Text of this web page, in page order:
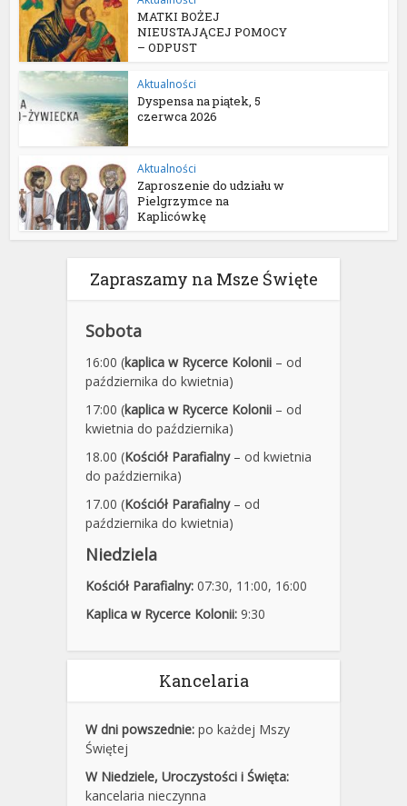
MATKI BOŻEJ
NIEUSTAJĄCEJ POMOCY
– ODPUST
Aktualności
Dyspensa na piątek, 5
czerwca 2026
Aktualności
Zaproszenie do udziału w
Pielgrzymce na
Kaplicówkę
Zapraszamy na Msze Święte
Sobota
16:00 (kaplica w Rycerce Kolonii – od
października do kwietnia)
17:00 (kaplica w Rycerce Kolonii – od
kwietnia do października)
18.00 (Kościół Parafialny– od kwietnia
do października)
17.00 (Kościół Parafialny– od
października do kwietnia)
Niedziela
Kościół Parafialny: 07:30, 11:00, 16:00
Kaplica w Rycerce Kolonii: 9:30
Kancelaria
W dni powszednie: po każdej Mszy
Świętej
W Niedziele, Uroczystości i Święta:
kancelaria nieczynna